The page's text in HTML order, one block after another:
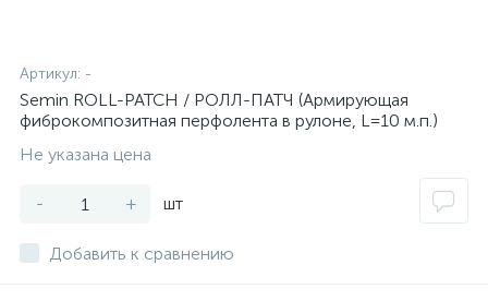
Артикул: -
Semin ROLL-PATCH / РОЛЛ-ПАТЧ (Армирующая
фиброкомпозитная перфолента в рулоне, L=10 м.п.)
Не указана цена
- + шт
Добавить к сравнению